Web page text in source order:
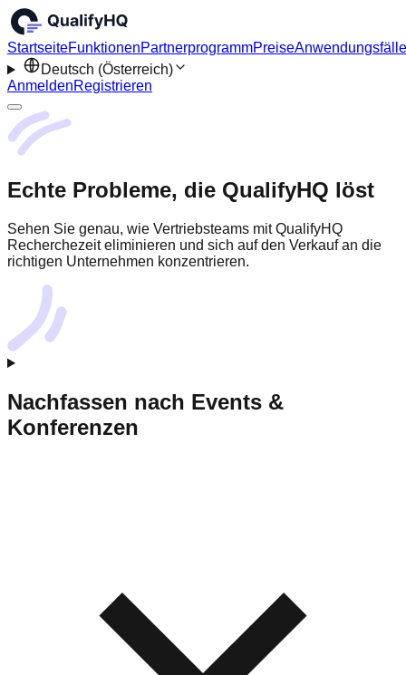
StartseiteFunktionenPartnerprogrammPreiseAnwendungsfälle
Deutsch (Österreich)
AnmeldenRegistrieren
Echte Probleme, die QualifyHQ löst
Sehen Sie genau, wie Vertriebsteams mit QualifyHQ
Recherchezeit eliminieren und sich auf den Verkauf an die
richtigen Unternehmen konzentrieren.
Nachfassen nach Events &
Konferenzen